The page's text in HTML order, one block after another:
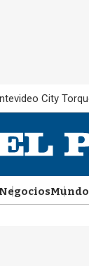
City
NegociosMundo